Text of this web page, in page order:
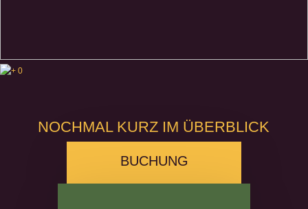
NOCHMAL KURZ IM ÜBERBLICK
BUCHUNG